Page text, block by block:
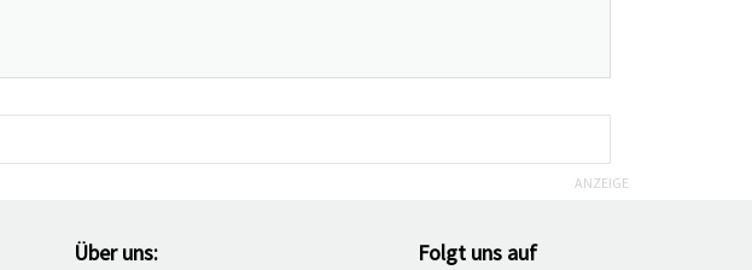
ANZEIGE
Über uns:
Folgt uns auf